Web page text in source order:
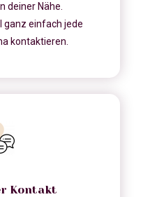
deiner Nähe.
ganz einfach jede
kontaktieren.
Kontakt